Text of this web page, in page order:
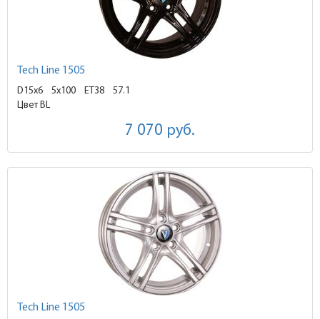
Tech Line 1505
D15x6 5x100 ET38
57.1
Цвет BL
7 070 руб.
Tech Line 1505